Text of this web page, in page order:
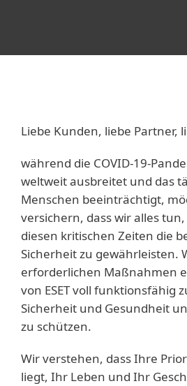
Liebe Kunden, liebe Partner,
während die COVID-19-
weltweit ausbreitet und das
Menschen beeinträchtigt,
versichern, dass wir alles
diesen kritischen Zeiten die
Sicherheit zu gewährleisten.
erforderlichen Maßnahmen
von ESET voll funktionsfähig
Sicherheit und Gesundheit
zu schützen.
Wir verstehen, dass Ihre
liegt, Ihr Leben und Ihr